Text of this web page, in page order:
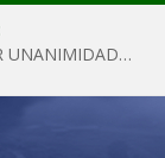
PROJETO DE LEI 002/2026 APROVADO POR UNANIMIDADE EM SESSÃO ORDINÁRIA NESTA QUINTA – FEIRA 28 DE MAIO DE 2026